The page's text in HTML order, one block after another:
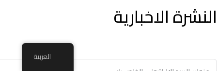
النشرة الاخبارية
العربية